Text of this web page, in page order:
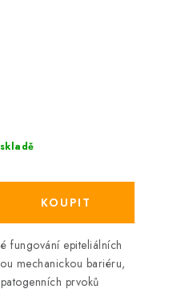
fungování epiteliálních
mechanickou bariéru,
prvoků